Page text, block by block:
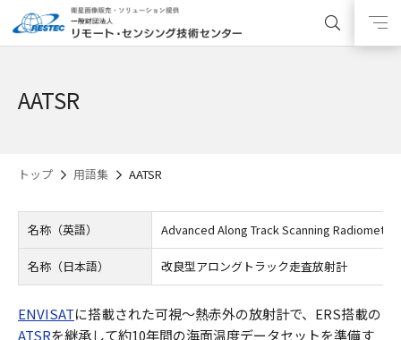
AATSR
トップ 用語集 AATSR
名称（英語） Advanced Along Track Scanning Radiometer
名称（日本語） 改良型アロングトラック走査放射計
ENVISATに搭載された可視～熱赤外の放射計で、ERS搭載の
ATSRを継承して約10年間の海面温度データセットを準備す